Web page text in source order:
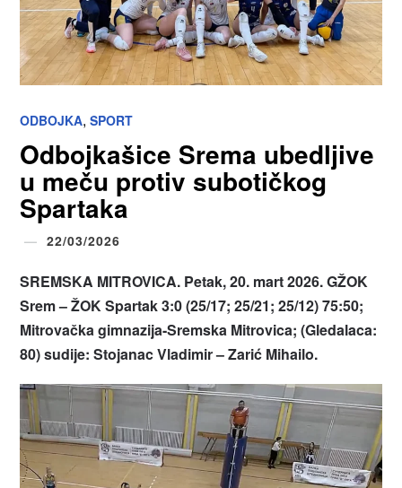
ODBOJKA,SPORT
Odbojkašice Srema ubedljive
u meču protiv subotičkog
Spartaka
22/03/2026
SREMSKA MITROVICA. Petak, 20. mart 2026. GŽOK
Srem – ŽOK Spartak 3:0 (25/17; 25/21; 25/12) 75:50;
Mitrovačka gimnazija-Sremska Mitrovica; (Gledalaca:
80) sudije: Stojanac Vladimir – Zarić Mihailo.